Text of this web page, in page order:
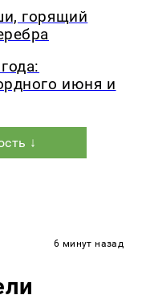
горящий
июня и
↓
6 минут назад